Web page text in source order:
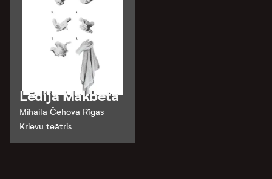
Lēdija Makbeta
Mihaila Čehova Rīgas
Krievu teātris